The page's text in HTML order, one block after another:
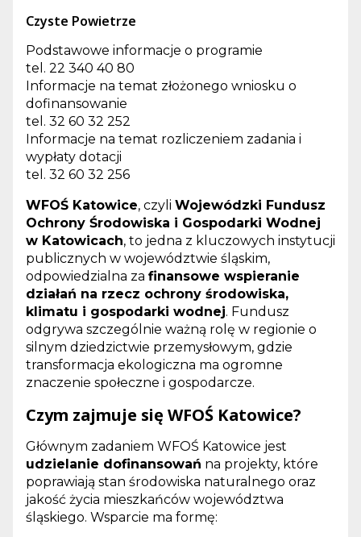
Czyste Powietrze
Podstawowe informacje o programie
tel. 22 340 40 80
Informacje na temat złożonego wniosku o
dofinansowanie
tel. 32 60 32 252
Informacje na temat rozliczeniem zadania i
wypłaty dotacji
tel. 32 60 32 256
WFOŚ Katowice, czyli Wojewódzki Fundusz
Ochrony Środowiska i Gospodarki Wodnej
w Katowicach, to jedna z kluczowych instytucji
publicznych w województwie śląskim,
odpowiedzialna za finansowe wspieranie
działań na rzecz ochrony środowiska,
klimatu i gospodarki wodnej. Fundusz
odgrywa szczególnie ważną rolę w regionie o
silnym dziedzictwie przemysłowym, gdzie
transformacja ekologiczna ma ogromne
znaczenie społeczne i gospodarcze.
Czym zajmuje się WFOŚ Katowice?
Głównym zadaniem WFOŚ Katowice jest
udzielanie dofinansowań na projekty, które
poprawiają stan środowiska naturalnego oraz
jakość życia mieszkańców województwa
śląskiego. Wsparcie ma formę: